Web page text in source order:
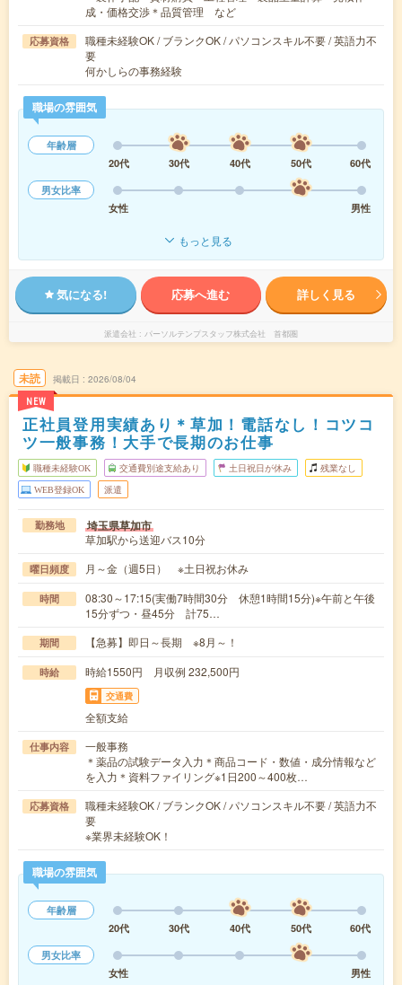
成・価格交渉＊品質管理 など
応募資格
職種未経験OK / ブランクOK / パソコンスキル不要 / 英語力不
要
何かしらの事務経験
職場の雰囲気
年齢層
20代
30代 40代 50代
60代
男女比率
女性
男性
もっと見る
気になる! 応募へ進む 詳しく見る
派遣会社 パーソルテンプスタッフ株式会社 首都圏
未読
NEW
掲載日 2026/08/04
正社員登用実績あり＊草加！電話なし！コツコ
ツ一般事務！大手で長期のお仕事
職種未経験OK 交通費別途支給あり 土日祝日が休み 残業なし
WEB登録OK 派遣
勤務地 埼玉県草加市
草加駅から送迎バス10分
曜日頻度 月～金（週5日） ※土日祝お休み
時間
08:30～17:15(実働7時間30分 休憩1時間15分)※午前と午後
15分ずつ・昼45分 計75…
期間 【急募】即日～長期 ※8月～！
時給 時給1550円 月収例 232,500円
交通費
全額支給
仕事内容
一般事務
＊薬品の試験データ入力＊商品コード・数値・成分情報など
を入力＊資料ファイリング※1日200～400枚…
応募資格
職種未経験OK / ブランクOK / パソコンスキル不要 / 英語力不
要
※業界未経験OK！
職場の雰囲気
年齢層
20代
30代 40代 50代
60代
男女比率
女性
男性